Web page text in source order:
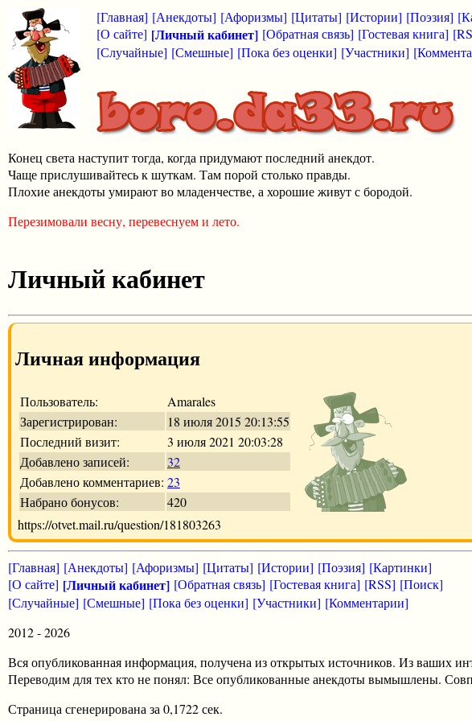
[Главная] [Анекдоты] [Афоризмы] [Цитаты] [Истории] [Поэзия]
[О сайте] [Личный кабинет] [Обратная связь] [Гостевая книга]
[Случайные] [Смешные] [Пока без оценки] [Участники]
Конец света наступит тогда, когда придумают последний анекдот.
Чаще прислушивайтесь к шуткам. Там порой столько правды.
Плохие анекдоты умирают во младенчестве, а хорошие живут с бородой.
Перезимовали весну, перевеснуем и лето.
Личный кабинет
Личная информация
Пользователь:
Amarales
Зарегистрирован:
18 июля 2015 20:13:55
Последний визит:
3 июля 2021 20:03:28
Добавлено записей:
32
Добавлено комментариев: 23
Набрано бонусов:
420
https://otvet.mail.ru/question/181803263
[Главная] [Анекдоты] [Афоризмы] [Цитаты] [Истории] [Поэзия] [Картинки]
[О сайте] [Личный кабинет] [Обратная связь] [Гостевая книга] [RSS] [Поиск]
[Случайные] [Смешные] [Пока без оценки] [Участники] [Комментарии]
2012 - 2026
Вся опубликованная информация, получена из открытых источников. Из ваших
Переводим для тех кто не понял: Все опубликованные анекдоты вымышлены.
Страница сгенерирована за 0,1722 сек.